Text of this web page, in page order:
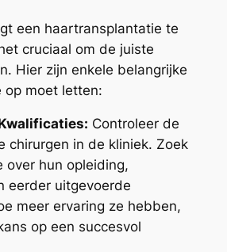
een haartransplantatie te
cruciaal om de juiste
Hier zijn enkele belangrijke
op moet letten:
Controleer de
chirurgen in de kliniek. Zoek
over hun opleiding,
eerder uitgevoerde
meer ervaring ze hebben,
op een succesvol